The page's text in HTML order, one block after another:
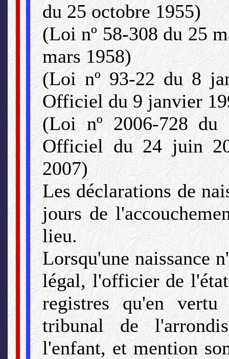
du 25 octobre 1955)
(Loi nº 58-308 du 25
mars 1958)
(Loi nº 93-22 du 8
Officiel du 9 janvier
(Loi nº 2006-728
Officiel du 24 juin
2007)
Les déclarations de
jours de
lieu.
Lorsqu'une naissance
légal, l'officier de
registres qu'en
tribunal de
l'enfant, et mention